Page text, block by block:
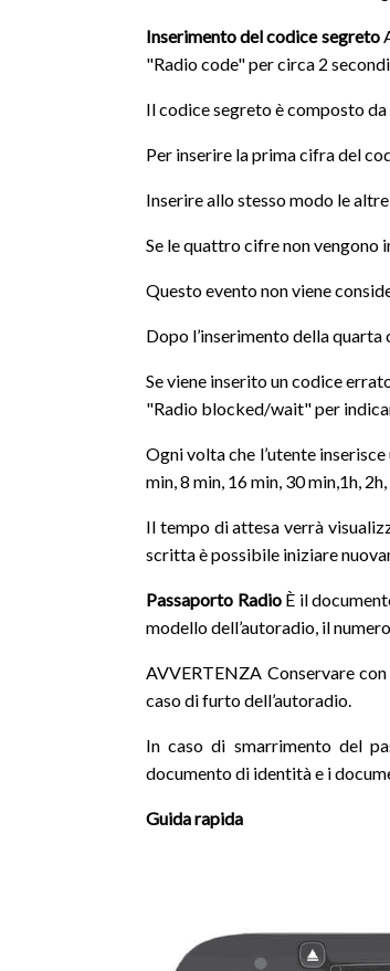
Inserimento del codice segreto
"Radio code" per circa 2
Il codice segreto è composto
Per inserire la prima cifra del
Inserire allo stesso modo le
Se le quattro cifre non vengono
Questo evento non viene
Dopo l’inserimento della
Se viene inserito un codice
"Radio blocked/wait" per
Ogni volta che l’utente
min, 8 min, 16 min, 30 min,1h,
Il tempo di attesa verrà
scritta è possibile iniziare
Passaporto RadioÈ il
modello dell’autoradio, il
AVVERTENZA Conservare
caso di furto dell’autoradio.
In caso di smarrimento del
documento di identità e i
Guida rapida